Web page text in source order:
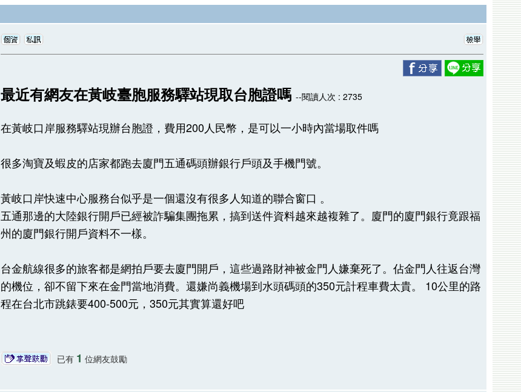
最近有網友在黃岐臺胞服務驛站現取台胞證嗎 --閱讀人次 : 2735
在黃岐口岸服務驛站現辦台胞證，費用200人民幣，是可以一小時內當場取件嗎
很多淘寶及蝦皮的店家都跑去廈門五通碼頭辦銀行戶頭及手機門號。
黃岐口岸快速中心服務台似乎是一個還沒有很多人知道的聯合窗口 。
五通那邊的大陸銀行開戶已經被詐騙集團拖累，搞到送件資料越來越複雜了。廈門的廈門銀行竟跟福
州的廈門銀行開戶資料不一樣。
台金航線很多的旅客都是網拍戶要去廈門開戶，這些過路財神被金門人嫌棄死了。佔金門人往返台灣
的機位，卻不留下來在金門當地消費。還嫌尚義機場到水頭碼頭的350元計程車費太貴。 10公里的路
程在台北市跳錶要400-500元，350元其實算還好吧
已有 1 位網友鼓勵